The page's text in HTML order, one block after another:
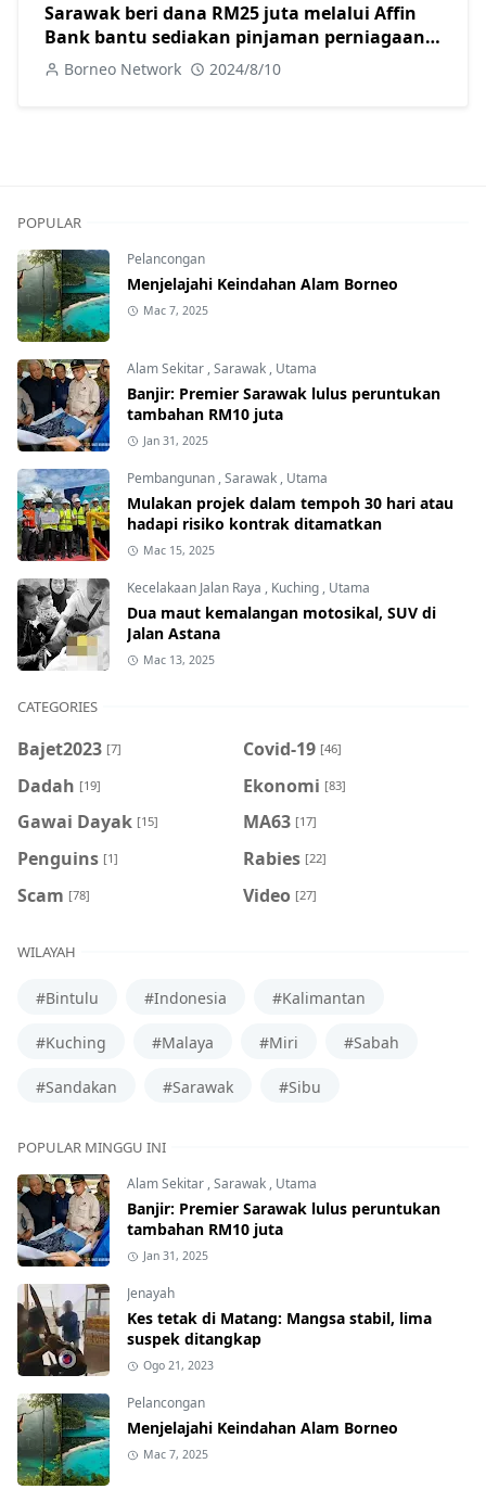
Sarawak beri dana RM25 juta melalui Affin
Bank bantu sediakan pinjaman perniagaan
khas untuk usahawan wanita
Borneo Network 2024/8/10
POPULAR
Pelancongan
Menjelajahi Keindahan Alam Borneo
Mac 7, 2025
Alam Sekitar ,Sarawak , Utama
Banjir: Premier Sarawak lulus peruntukan
tambahan RM10 juta
Jan 31, 2025
Pembangunan ,Sarawak , Utama
Mulakan projek dalam tempoh 30 hari atau
hadapi risiko kontrak ditamatkan
Mac 15, 2025
Kecelakaan Jalan Raya , Kuching , Utama
Dua maut kemalangan motosikal, SUV di
Jalan Astana
Mac 13, 2025
CATEGORIES
Bajet2023 [7] Covid-19 [46]
Dadah [19] Ekonomi [83]
Gawai Dayak [15] MA63 [17]
Penguins [1] Rabies [22]
Scam [78] Video [27]
WILAYAH
#Bintulu #Indonesia #Kalimantan
#Kuching #Malaya #Miri #Sabah
#Sandakan #Sarawak #Sibu
POPULAR MINGGU INI
Alam Sekitar,Sarawak, Utama
Banjir: Premier Sarawak lulus peruntukan
tambahan RM10 juta
Jan 31, 2025
Jenayah
Kes tetak di Matang: Mangsa stabil, lima
suspek ditangkap
Ogo 21, 2023
Pelancongan
Menjelajahi Keindahan Alam Borneo
Mac 7, 2025